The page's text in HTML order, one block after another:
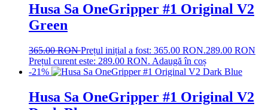
Husa Sa OneGripper #1 Original V2
Green
365.00RONPrețul inițial a fost: 365.00 RON.289.00 RON
Prețul curent este: 289.00 RON. Adaugă în coș
-21%
Husa Sa OneGripper #1 Original V2